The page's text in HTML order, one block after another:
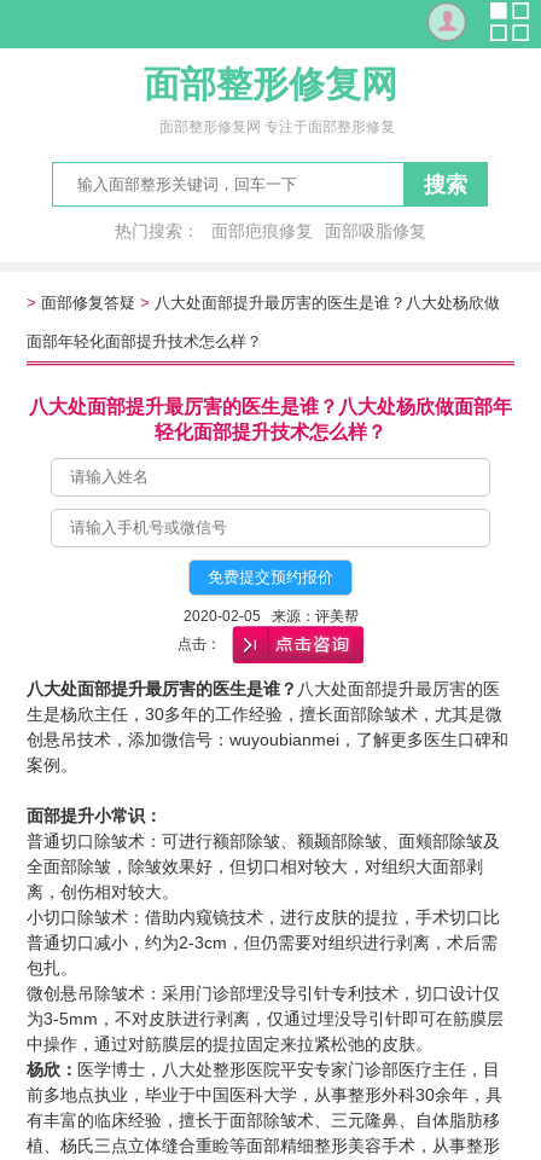
面部整形修复网
面部整形修复网 专注于面部整形修复
搜索
热门搜索： 面部疤痕修复
面部吸脂修复
>面部修复答疑 > 八大处面部提升最厉害的医生是谁？八大处杨欣做
面部年轻化面部提升技术怎么样？
八大处面部提升最厉害的医生是谁？八大处杨欣做面部年
轻化面部提升技术怎么样？
2020-02-05 来源：评美帮
点击：
八大处面部提升最厉害的医生是谁？ 八大处面部提升最厉害的医
生是杨欣主任，30多年的工作经验，擅长面部除皱术，尤其是微
创悬吊技术，添加微信号：wuyoubianmei，了解更多医生口碑和
案例。
面部提升小常识：
普通切口除皱术：可进行额部除皱、额颞部除皱、面颊部除皱及
全面部除皱，除皱效果好，但切口相对较大，对组织大面部剥
离，创伤相对较大。
小切口除皱术：借助内窥镜技术，进行皮肤的提拉，手术切口比
普通切口减小，约为2-3cm，但仍需要对组织进行剥离，术后需
包扎。
微创悬吊除皱术：采用门诊部埋没导引针专利技术，切口设计仅
为3-5mm，不对皮肤进行剥离，仅通过埋没导引针即可在筋膜层
中操作，通过对筋膜层的提拉固定来拉紧松弛的皮肤。
杨欣： 医学博士，八大处整形医院平安专家门诊部医疗主任，目
前多地点执业，毕业于中国医科大学，从事整形外科30余年，具
有丰富的临床经验，擅长于面部除皱术、三元隆鼻、自体脂肪移
植、杨氏三点立体缝合重睑等面部精细整形美容手术，从事整形